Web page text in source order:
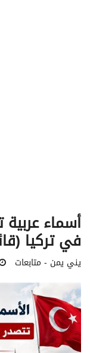
أسماء عربية
في تركيا
يني يمن - متابعات